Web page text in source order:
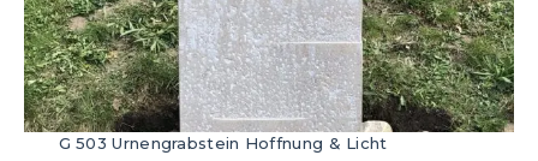
G 503 Urnengrabstein Hoffnung & Licht